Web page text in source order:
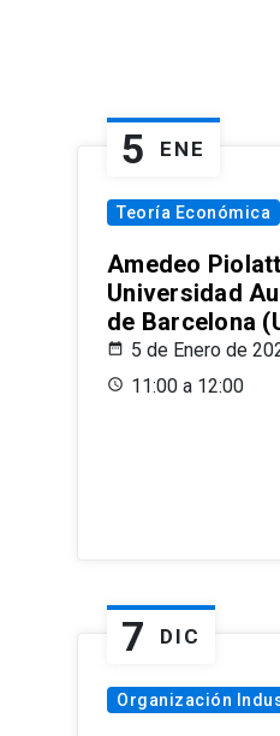
5 ENE
Teoría Económica
Amedeo
Universidad
de Barcelona
5 de Enero de
11:00 a 12:00
7 DIC
Organización